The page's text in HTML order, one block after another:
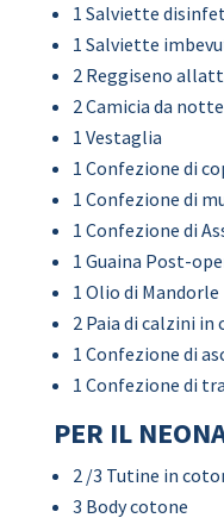
1 Salviette
1 Salviette
2 Reggiseno
2 Camicia da notte
1 Vestaglia
1 Confezione di
1 Confezione di
1 Confezione di
1 Guaina Post-
1 Olio di Mandorle
2 Paia di calzini in
1 Confezione di
1 Confezione di
PER IL
2 /3 Tutine in
3 Body cotone